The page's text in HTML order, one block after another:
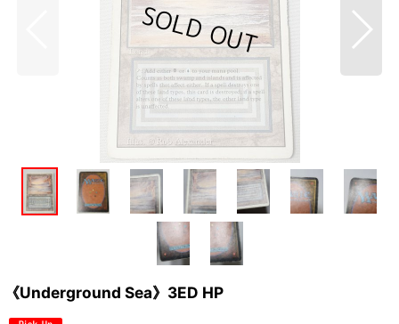
《Underground Sea》3ED HP